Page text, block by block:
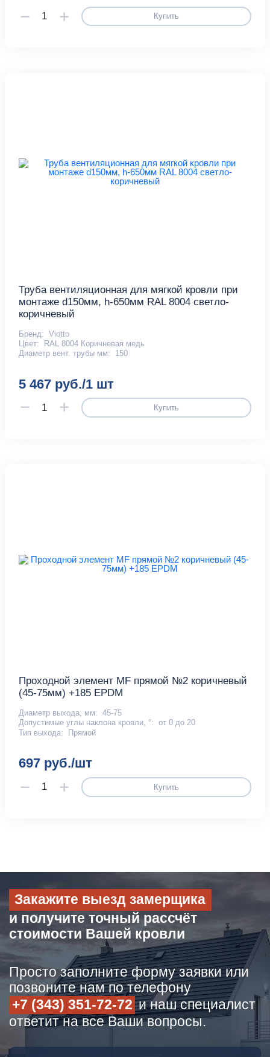
Купить
Труба вентиляционная для мягкой кровли при
монтаже d150мм, h-650мм RAL 8004 светло-
коричневый
Бренд: Viotto
Цвет:
RAL 8004 Коричневая медь
Диаметр вент. трубы мм:
150
5 467 руб./1 шт
Купить
Проходной элемент MF прямой №2 коричневый
(45-75мм) +185 EPDM
Диаметр выхода, мм: 45-75
Допустимые углы наклона кровли, °: от 0 до 20
Тип выхода:
Прямой
697 руб./шт
Купить
Закажите выезд замерщика
и получите точный рассчёт
стоимости Вашей кровли
Просто заполните форму заявки или
позвоните нам по телефону
+7 (343) 351-72-72 и наш специалист
ответит на все Ваши вопросы.